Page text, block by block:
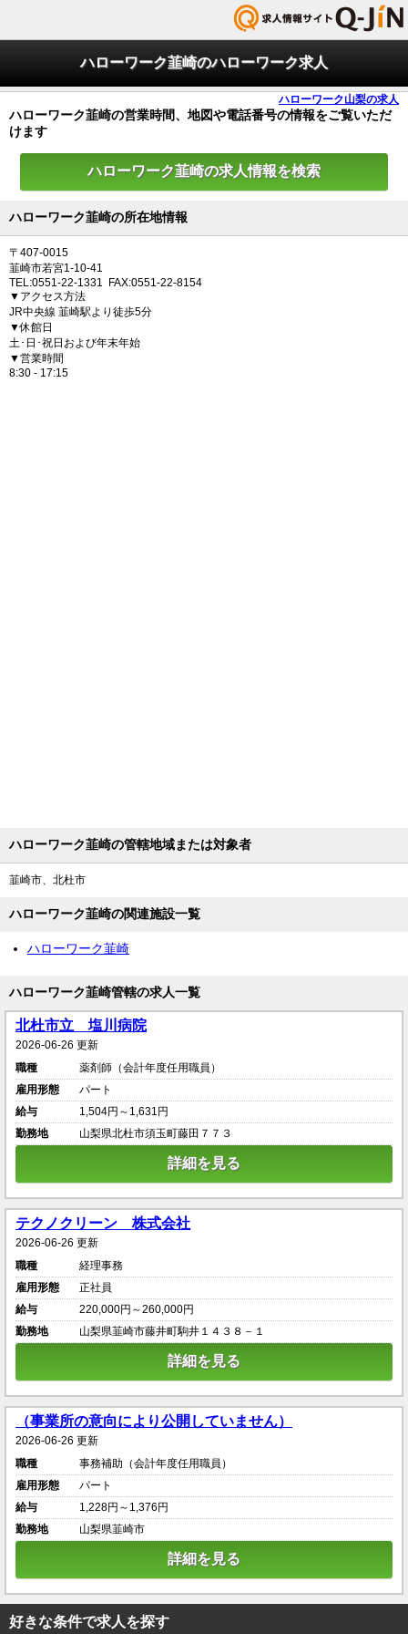
ハローワーク韮崎のハローワーク求人
ハローワーク山梨の求人
ハローワーク韮崎の営業時間、地図や電話番号の情報をご覧いただ
けます
ハローワーク韮崎の求人情報を検索
ハローワーク韮崎の所在地情報
〒407-0015
韮崎市若宮1-10-41
TEL:0551-22-1331 FAX:0551-22-8154
▼アクセス方法
JR中央線 韮崎駅より徒歩5分
▼休館日
土･日･祝日および年末年始
▼営業時間
8:30 - 17:15
ハローワーク韮崎の管轄地域または対象者
韮崎市、北杜市
ハローワーク韮崎の関連施設一覧
ハローワーク韮崎
ハローワーク韮崎管轄の求人一覧
北杜市立 塩川病院
2026-06-26 更新
職種
薬剤師（会計年度任用職員）
雇用形態
パート
給与
1,504円～1,631円
勤務地
山梨県北杜市須玉町藤田７７３
詳細を見る
テクノクリーン 株式会社
2026-06-26 更新
職種
経理事務
雇用形態
正社員
給与
220,000円～260,000円
勤務地
山梨県韮崎市藤井町駒井１４３８－１
詳細を見る
（事業所の意向により公開していません）
2026-06-26 更新
職種
事務補助（会計年度任用職員）
雇用形態
パート
給与
1,228円～1,376円
勤務地
山梨県韮崎市
詳細を見る
好きな条件で求人を探す